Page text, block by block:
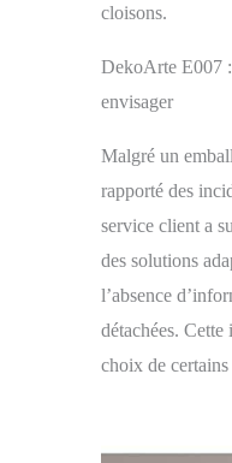
cloisons.
DekoArte E007
envisager
Malgré un
rapporté des
service client a
des solutions
l’absence
détachées.
choix de certains